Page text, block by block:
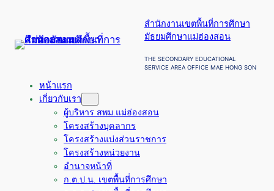
สำนักงานเขตพื้นที่การศึกษา
มัธยมศึกษาแม่ฮ่องสอน
THE SECONDARY EDUCATIONAL
SERVICE AREA OFFICE MAE HONG SON
หน้าแรก
เกี่ยวกับเรา
ผู้บริหาร สพม.แม่ฮ่องสอน
โครงสร้างบุคลากร
โครงสร้างแบ่งส่วนราชการ
โครงสร้างหน่วยงาน
อำนาจหน้าที่
ก.ต.ป.น. เขตพื้นที่การศึกษา